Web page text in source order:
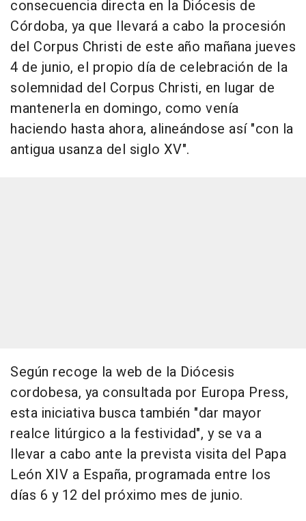
consecuencia directa en la Diócesis de
Córdoba, ya que llevará a cabo la procesión
del Corpus Christi de este año mañana jueves
4 de junio, el propio día de celebración de la
solemnidad del Corpus Christi, en lugar de
mantenerla en domingo, como venía
haciendo hasta ahora, alineándose así "con la
antigua usanza del siglo XV".
Según recoge la web de la Diócesis
cordobesa, ya consultada por Europa Press,
esta iniciativa busca también "dar mayor
realce litúrgico a la festividad", y se va a
llevar a cabo ante la prevista visita del Papa
León XIV a España, programada entre los
días 6 y 12 del próximo mes de junio.